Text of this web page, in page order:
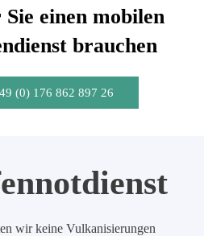
einen mobilen
brauchen
(0) 176 862 897 26
wir keine Vulkanisierungen